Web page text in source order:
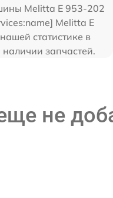
Melitta Е 953-202
Melitta Е
статистике в
запчастей.
не